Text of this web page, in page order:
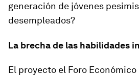
generación de jóvenes
desempleados?
La brecha de las habilidades
El proyecto el Foro